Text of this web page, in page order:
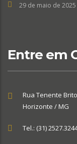
29 de maio de 2025
Entre em
Rua Tenente
Horizonte / MG
Tel.: (31)